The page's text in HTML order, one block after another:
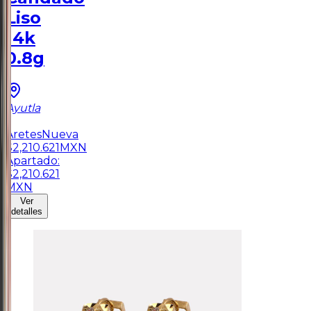
Liso
14k
0.8g
Ayutla
AretesNueva
$2,210.621 MXN
Apartado:
$2,210.621
MXN
Ver
detalles